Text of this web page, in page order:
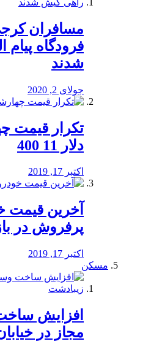
مسافران
فرودگاه
شدند
جولای 2, 2020
تکرار قیمت
دلار 11 400
اکتبر 17, 2019
آخرین قیمت
پرفروش در
اکتبر 17, 2019
مسکن
افزایش
مجاز در